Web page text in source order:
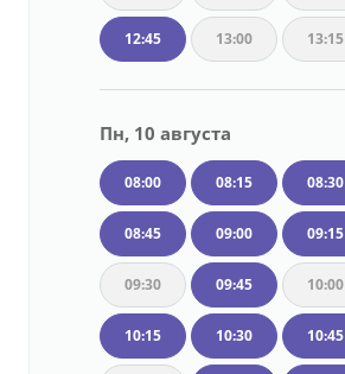
12:45 13:00 13:15
Пн, 10 августа
08:00 08:15 08:30
08:45 09:00 09:15
09:30 09:45 10:00
10:15 10:30 10:45